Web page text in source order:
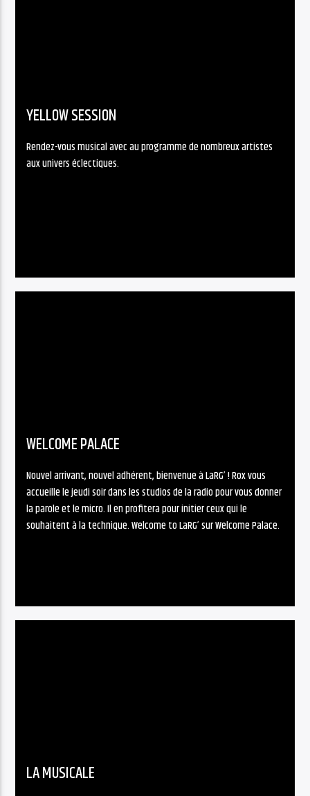
YELLOW SESSION
Rendez-vous musical avec au programme de nombreux artistes
aux univers éclectiques.
WELCOME PALACE
Nouvel arrivant, nouvel adhérent, bienvenue à LaRG’ ! Rox vous
accueille le jeudi soir dans les studios de la radio pour vous donner
la parole et le micro. Il en profitera pour initier ceux qui le
souhaitent à la technique. Welcome to LaRG’ sur Welcome Palace.
LA MUSICALE